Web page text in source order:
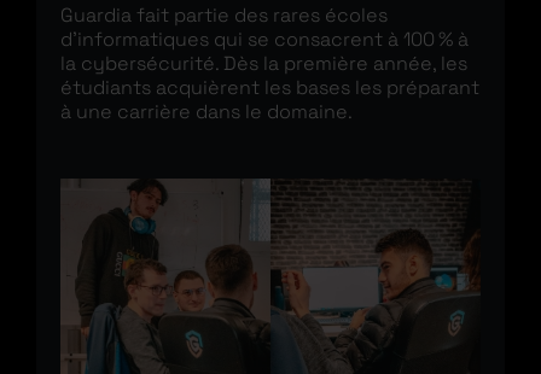
Guardia fait partie des rares écoles
d’informatiques qui se consacrent à 100 % à
la cybersécurité. Dès la première année, les
étudiants acquièrent les bases les préparant
à une carrière dans le domaine.